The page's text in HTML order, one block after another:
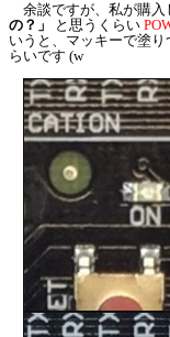
余談ですが、私が購入
の？」
と思うくらい
いうと、マッキーで塗
らいです (w